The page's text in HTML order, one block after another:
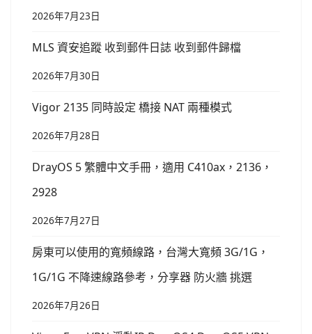
2026年7月23日
MLS 資安追蹤 收到郵件日誌 收到郵件歸檔
2026年7月30日
Vigor 2135 同時設定 橋接 NAT 兩種模式
2026年7月28日
DrayOS 5 繁體中文手冊，適用 C410ax，2136，
2928
2026年7月27日
房東可以使用的寬頻線路，台灣大寬頻 3G/1G，
1G/1G 不降速線路參考，分享器 防火牆 挑選
2026年7月26日